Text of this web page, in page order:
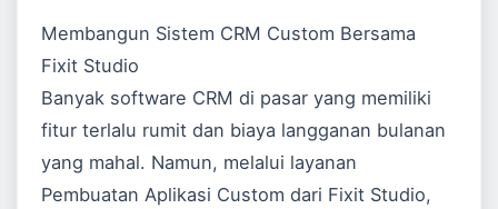
Membangun Sistem CRM Custom Bersama
Fixit Studio
Banyak software CRM di pasar yang memiliki
fitur terlalu rumit dan biaya langganan bulanan
yang mahal. Namun, melalui layanan
Pembuatan Aplikasi Custom dari Fixit Studio,